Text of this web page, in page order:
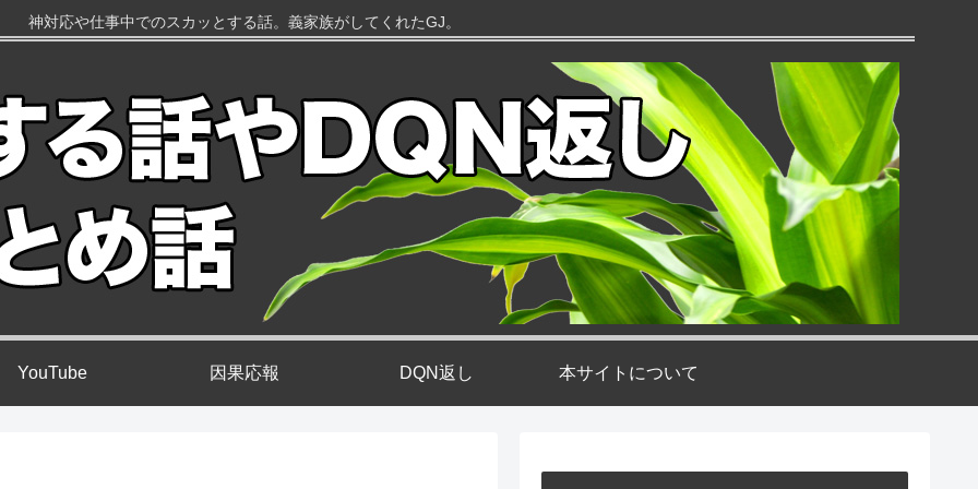
神対応や仕事中でのスカッとする話。義家族がしてくれたGJ。
YouTube 因果応報 DQN返し 本サイトについて